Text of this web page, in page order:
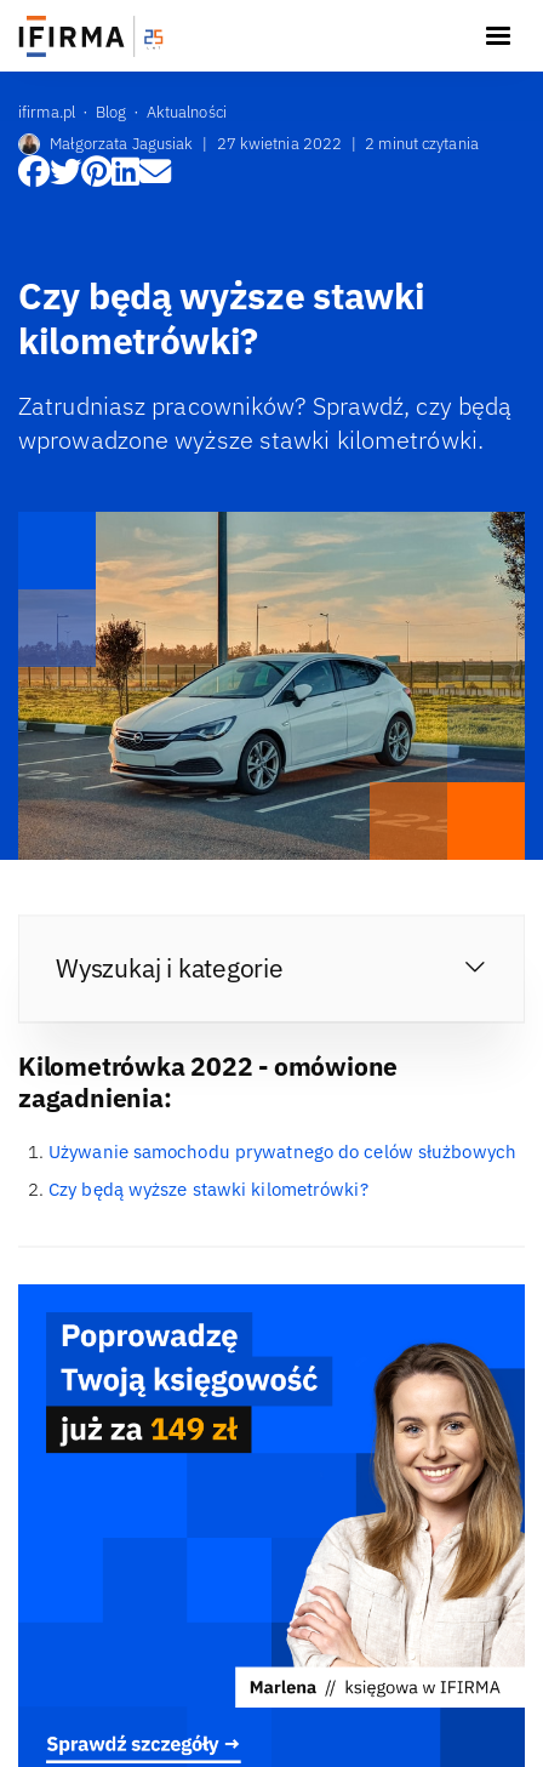
ifirma.pl Blog
Aktualności
Małgorzata Jagusiak | 27 kwietnia 2022 | 2 minut czytania
Czy będą wyższe stawki
kilometrówki?
Zatrudniasz pracowników? Sprawdź, czy będą
wprowadzone wyższe stawki kilometrówki.
Wyszukaj i kategorie
Kilometrówka 2022 - omówione
zagadnienia:
Używanie samochodu prywatnego do celów służbowych
Czy będą wyższe stawki kilometrówki?